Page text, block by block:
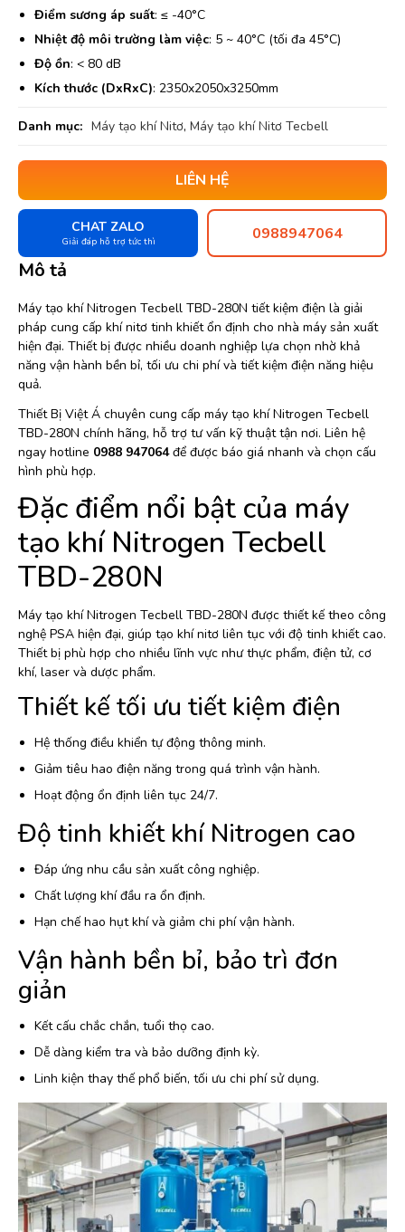
Điểm sương áp suất: ≤ -40°C
Nhiệt độ môi trường làm việc: 5 ~ 40°C (tối đa 45°C)
Độ ồn: < 80 dB
Kích thước (DxRxC): 2350x2050x3250mm
Danh mục: Máy tạo khí Nitơ, Máy tạo khí Nitơ Tecbell
LIÊN HỆ
CHAT ZALO
Giải đáp hỗ trợ tức thì 0988947064
Mô tả
Máy tạo khí Nitrogen Tecbell TBD-280N tiết kiệm điện là giải
pháp cung cấp khí nitơ tinh khiết ổn định cho nhà máy sản xuất
hiện đại. Thiết bị được nhiều doanh nghiệp lựa chọn nhờ khả
năng vận hành bền bỉ, tối ưu chi phí và tiết kiệm điện năng hiệu
quả.
Thiết Bị Việt Á chuyên cung cấp máy tạo khí Nitrogen Tecbell
TBD-280N chính hãng, hỗ trợ tư vấn kỹ thuật tận nơi. Liên hệ
ngay hotline 0988 947064để được báo giá nhanh và chọn cấu
hình phù hợp.
Đặc điểm nổi bật của máy
tạo khí Nitrogen Tecbell
TBD-280N
Máy tạo khí Nitrogen Tecbell TBD-280N được thiết kế theo công
nghệ PSA hiện đại, giúp tạo khí nitơ liên tục với độ tinh khiết cao.
Thiết bị phù hợp cho nhiều lĩnh vực như thực phẩm, điện tử, cơ
khí, laser và dược phẩm.
Thiết kế tối ưu tiết kiệm điện
Hệ thống điều khiển tự động thông minh.
Giảm tiêu hao điện năng trong quá trình vận hành.
Hoạt động ổn định liên tục 24/7.
Độ tinh khiết khí Nitrogen cao
Đáp ứng nhu cầu sản xuất công nghiệp.
Chất lượng khí đầu ra ổn định.
Hạn chế hao hụt khí và giảm chi phí vận hành.
Vận hành bền bỉ, bảo trì đơn
giản
Kết cấu chắc chắn, tuổi thọ cao.
Dễ dàng kiểm tra và bảo dưỡng định kỳ.
Linh kiện thay thế phổ biến, tối ưu chi phí sử dụng.